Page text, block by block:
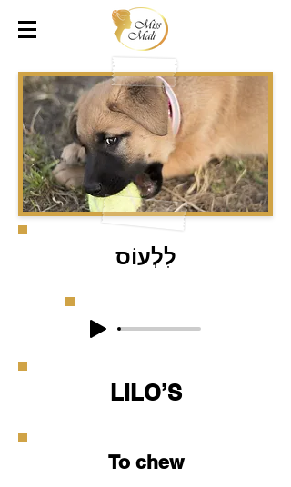
לִלְעוֹס
LILO’S
To chew